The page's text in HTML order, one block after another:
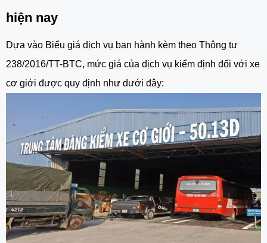
hiện nay
Dựa vào Biểu giá dịch vụ ban hành kèm theo Thông tư
238/2016/TT-BTC, mức giá của dịch vụ kiểm định đối với xe
cơ giới được quy định như dưới đây: